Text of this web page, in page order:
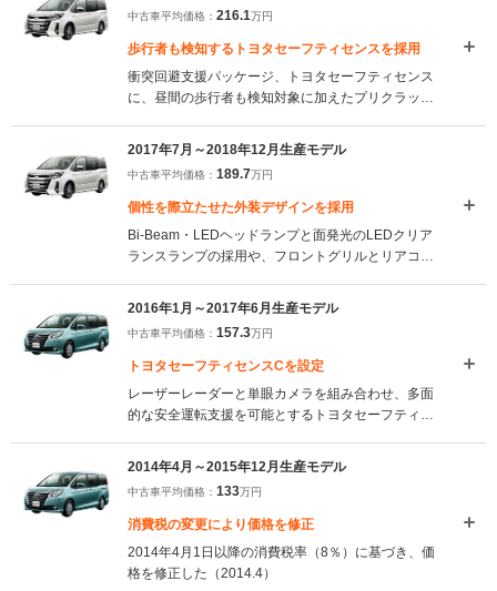
中古車平均価格： 216.1万円
歩行者も検知するトヨタセーフティセンスを採用
衝突回避支援パッケージ、トヨタセーフティセンス
に、昼間の歩行者も検知対象に加えたプリクラッシ
クセルとブレーキのペダル踏み間違い時における衝
突被害軽減に寄与する、インテリジェンスクリアラ
ンスソナーが新たに設定されている（2019.1）
2017年7月～2018年12月生産モデル
中古車平均価格： 189.7万円
個性を際立たせた外装デザインを採用
Bi-Beam・LEDヘッドランプと面発光のLEDクリア
ランスランプの採用や、フロントグリルとリアコン
に押し出したスタイルになった。また、充電用USB
端子など、使い勝手の良い室内装備も採用。静粛性
や乗り心地の向上も図られた（2017.7）
2016年1月～2017年6月生産モデル
中古車平均価格： 157.3万円
トヨタセーフティセンスCを設定
レーザーレーダーと単眼カメラを組み合わせ、多面
的な安全運転支援を可能とするトヨタセーフティセ
ドにもオプション設定された。また、ハイブリッド
車にフロント大型バンパーなどの専用エアロパーツ
装着グレードが設定された（2016.1）
2014年4月～2015年12月生産モデル
中古車平均価格： 133万円
消費税の変更により価格を修正
2014年4月1日以降の消費税率（8％）に基づき、価
格を修正した（2014.4）